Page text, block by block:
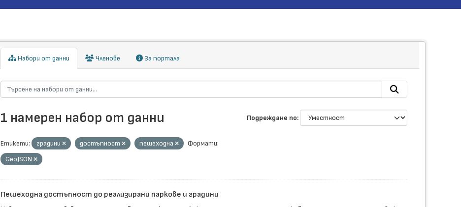
Набори от данни Членове За портала
Подреждане по
1 намерен набор от данни
Етикети: градини достъпност пешеходна
Формати:
GeoJSON
Пешеходна достъпност до реализирани паркове и градини